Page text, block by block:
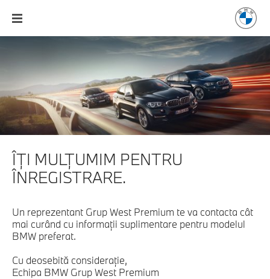
ÎŢI MULŢUMIM PENTRU
ÎNREGISTRARE.
Un reprezentant Grup West Premium te va contacta cât
mai curând cu informaţii suplimentare pentru modelul
BMW preferat.
Cu deosebită consideraţie,
Echipa BMW Grup West Premium